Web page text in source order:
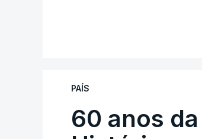
PAÍS
60 anos